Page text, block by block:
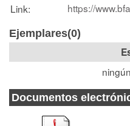
Link:
https://
Ejemplares(0)
Documentos